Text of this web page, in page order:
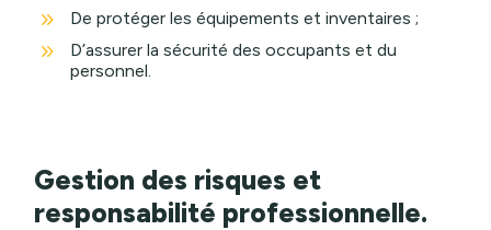
9 De protéger les équipements et inventaires ;
9
D’assurer la sécurité des occupants et du
personnel.
Gestion des risques et
responsabilité professionnelle.